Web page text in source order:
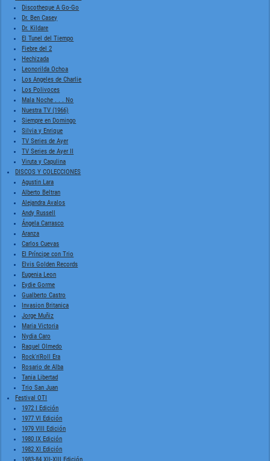
Discotheque A Go-Go
Dr. Ben Casey
Dr. Kildare
El Tunel del Tiempo
Fiebre del 2
Hechizada
Leonorilda Ochoa
Los Angeles de Charlie
Los Polivoces
Mala Noche . . . No
Nuestra TV (1966)
Siempre en Domingo
Silvia y Enrique
TV Series de Ayer
TV Series de Ayer II
Viruta y Capulina
DISCOS Y COLECCIONES
Agustin Lara
Alberto Beltran
Alejandra Avalos
Andy Russell
Ángela Carrasco
Aranza
Carlos Cuevas
El Príncipe con Trio
Elvis Golden Records
Eugenia Leon
Eydie Gorme
Gualberto Castro
Invasion Britanica
Jorge Muñiz
Maria Victoria
Nydia Caro
Raquel Olmedo
Rock'n'Roll Era
Rosario de Alba
Tania Libertad
Trio San Juan
Festival OTI
1972 I Edición
1977 VI Edición
1979 VIII Edición
1980 IX Edición
1982 XI Edición
1983-84 XII-XIII Edición